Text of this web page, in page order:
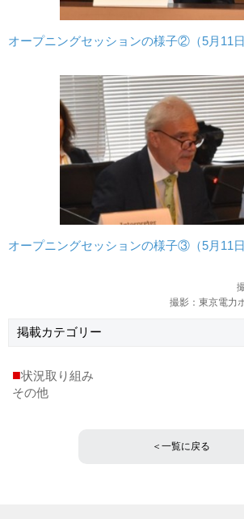
オープニングセッションの様子②（5月11日
オープニングセッションの様子③（5月11日
撮影：東京電力
掲載カテゴリー
■状況取り組み
その他
＜一覧に戻る